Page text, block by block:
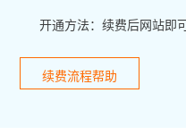
开通方法：续费后网站即
续费流程帮助